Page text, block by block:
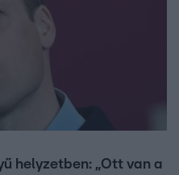
helyzetben: „Ott van a